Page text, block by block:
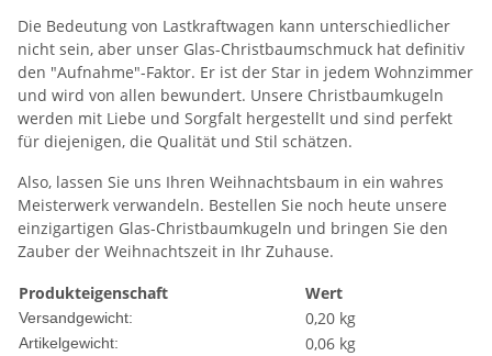
Die Bedeutung von Lastkraftwagen kann unterschiedlicher
nicht sein, aber unser Glas-Christbaumschmuck hat definitiv
den "Aufnahme"-Faktor. Er ist der Star in jedem Wohnzimmer
und wird von allen bewundert. Unsere Christbaumkugeln
werden mit Liebe und Sorgfalt hergestellt und sind perfekt
für diejenigen, die Qualität und Stil schätzen.
Also, lassen Sie uns Ihren Weihnachtsbaum in ein wahres
Meisterwerk verwandeln. Bestellen Sie noch heute unsere
einzigartigen Glas-Christbaumkugeln und bringen Sie den
Zauber der Weihnachtszeit in Ihr Zuhause.
Produkteigenschaft
Wert
Versandgewicht: 0,20 kg
Artikelgewicht: 0,06 kg